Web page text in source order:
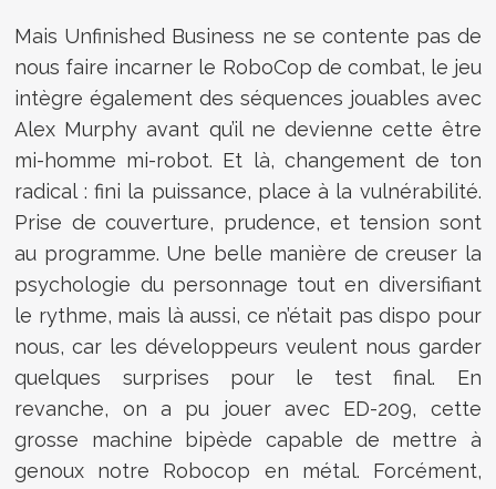
Mais Unfinished Business ne se contente pas de
nous faire incarner le RoboCop de combat, le jeu
intègre également des séquences jouables avec
Alex Murphyavant qu’il ne devienne cette être
mi-homme mi-robot. Et là, changement de ton
radical : fini la puissance, place à la vulnérabilité.
Prise de couverture, prudence, et tension sont
au programme. Une belle manière de creuser la
psychologie du personnage tout en diversifiant
le rythme, mais là aussi, ce n’était pas dispo pour
nous, car les développeurs veulent nous garder
quelques surprises pour le test final. En
revanche, on a pu jouer avec ED-209, cette
grosse machine bipède capable de mettre à
genoux notre Robocop en métal. Forcément,